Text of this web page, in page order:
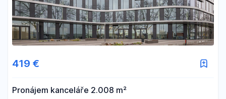
419 €
Pronájem kanceláře 2.008 m²